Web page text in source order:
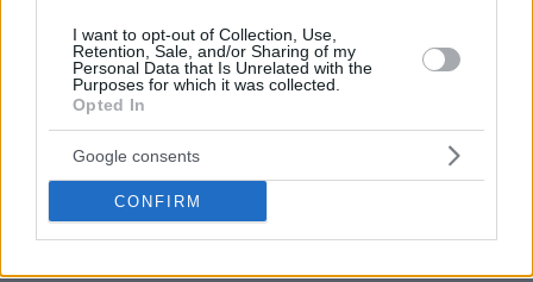
I want to opt-out of Collection, Use,
Retention, Sale, and/or Sharing of my
Personal Data that Is Unrelated with the
Purposes for which it was collected.
Opted In
Google consents
CONFIRM